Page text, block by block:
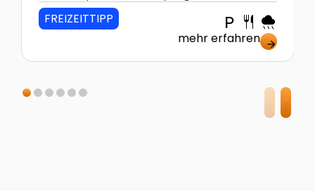
anbietet!
FREIZEITTIPP local_parking restaurant rainy
mehr erfahren arrow_forward